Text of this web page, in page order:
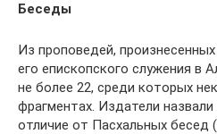
Беседы
Из проповедей,
его епископского служения в
не более 22, среди которых
фрагментах. Издатели
отличие от Пасхальных бесед